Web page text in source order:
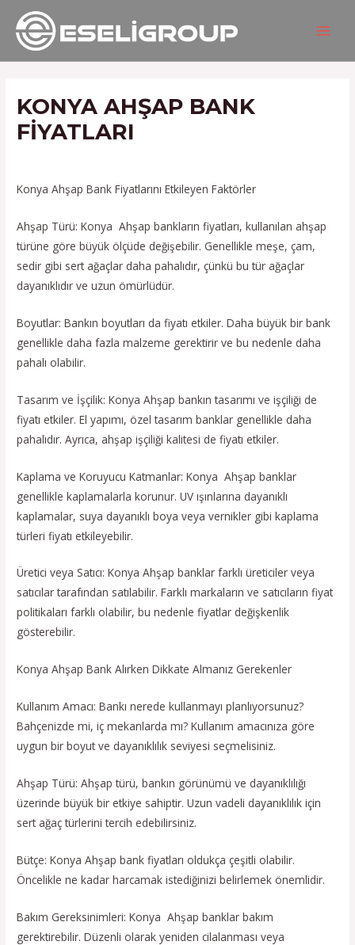
İçeriğe
atla
KONYA AHŞAP BANK
FIYATLARI
Konya Ahşap Bank Fiyatlarını Etkileyen Faktörler
Ahşap Türü: Konya Ahşap bankların fiyatları, kullanılan ahşap
türüne göre büyük ölçüde değişebilir. Genellikle meşe, çam,
sedir gibi sert ağaçlar daha pahalıdır, çünkü bu tür ağaçlar
dayanıklıdır ve uzun ömürlüdür.
Boyutlar: Bankın boyutları da fiyatı etkiler. Daha büyük bir bank
genellikle daha fazla malzeme gerektirir ve bu nedenle daha
pahalı olabilir.
Tasarım ve İşçilik: Konya Ahşap bankın tasarımı ve işçiliği de
fiyatı etkiler. El yapımı, özel tasarım banklar genellikle daha
pahalıdır. Ayrıca, ahşap işçiliği kalitesi de fiyatı etkiler.
Kaplama ve Koruyucu Katmanlar: Konya Ahşap banklar
genellikle kaplamalarla korunur. UV ışınlarına dayanıklı
kaplamalar, suya dayanıklı boya veya vernikler gibi kaplama
türleri fiyatı etkileyebilir.
Üretici veya Satıcı: Konya Ahşap banklar farklı üreticiler veya
satıcılar tarafından satılabilir. Farklı markaların ve satıcıların fiyat
politikaları farklı olabilir, bu nedenle fiyatlar değişkenlik
gösterebilir.
Konya Ahşap Bank Alırken Dikkate Almanız Gerekenler
Kullanım Amacı: Bankı nerede kullanmayı planlıyorsunuz?
Bahçenizde mi, iç mekanlarda mı? Kullanım amacınıza göre
uygun bir boyut ve dayanıklılık seviyesi seçmelisiniz.
Ahşap Türü: Ahşap türü, bankın görünümü ve dayanıklılığı
üzerinde büyük bir etkiye sahiptir. Uzun vadeli dayanıklılık için
sert ağaç türlerini tercih edebilirsiniz.
Bütçe: Konya Ahşap bank fiyatları oldukça çeşitli olabilir.
Öncelikle ne kadar harcamak istediğinizi belirlemek önemlidir.
Bakım Gereksinimleri: Konya Ahşap banklar bakım
gerektirebilir. Düzenli olarak yeniden cilalanması veya
Yazı
gezinmesi